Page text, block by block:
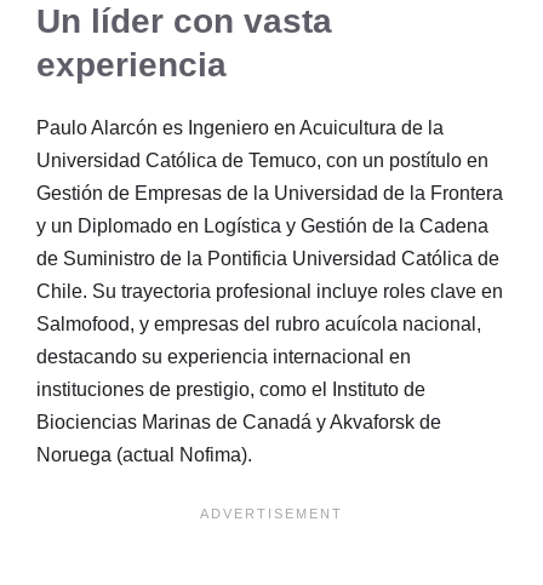
Un líder con vasta
experiencia
Paulo Alarcón es Ingeniero en Acuicultura de la
Universidad Católica de Temuco, con un postítulo en
Gestión de Empresas de la Universidad de la Frontera
y un Diplomado en Logística y Gestión de la Cadena
de Suministro de la Pontificia Universidad Católica de
Chile. Su trayectoria profesional incluye roles clave en
Salmofood, y empresas del rubro acuícola nacional,
destacando su experiencia internacional en
instituciones de prestigio, como el Instituto de
Biociencias Marinas de Canadá y Akvaforsk de
Noruega (actual Nofima).